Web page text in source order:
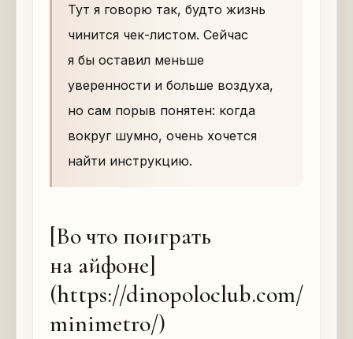
Тут я говорю так, будто жизнь
чинится чек-листом. Сейчас
я бы оставил меньше
уверенности и больше воздуха,
но сам порыв понятен: когда
вокруг шумно, очень хочется
найти инструкцию.
[Во что поиграть
на айфоне]
(https://dinopoloclub.com/
minimetro/)